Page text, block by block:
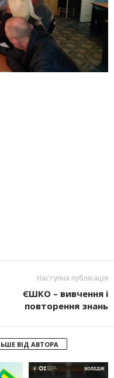
Наступна публікація
ЄШКО – вивчення і
повторення знань
ВІД АВТОРА